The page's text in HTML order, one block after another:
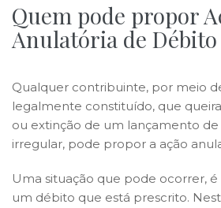
Quem pode propor
Anulatória de Débito
Qualquer contribuinte, por meio
legalmente constituído, que
ou extinção de um lançamento
irregular, pode propor a ação
Uma situação que pode ocorrer,
um débito que está prescrito.